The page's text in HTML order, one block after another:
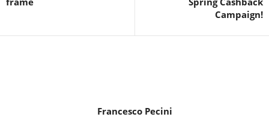
Campaign!
Francesco Pecini